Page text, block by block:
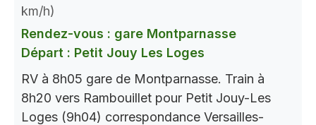
km/h)
Rendez-vous : gare Montparnasse
Départ : Petit Jouy Les Loges
RV à 8h05 gare de Montparnasse. Train à
8h20 vers Rambouillet pour Petit Jouy-Les
Loges (9h04) correspondance Versailles-